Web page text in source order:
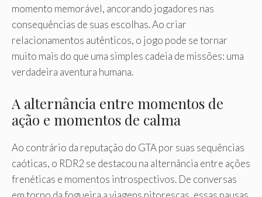
momento memorável, ancorando jogadores nas
consequências de suas escolhas. Ao criar
relacionamentos autênticos, o jogo pode se tornar
muito mais do que uma simples cadeia de missões: uma
verdadeira aventura humana.
A alternância entre momentos de
ação e momentos de calma
Ao contrário da reputação do GTA por suas sequências
caóticas, o RDR2 se destacou na alternância entre ações
frenéticas e momentos introspectivos. De conversas